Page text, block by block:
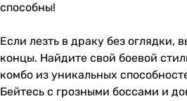
способны!
Если лезть в драку без оглядки,
концы. Найдите свой боевой
комбо из уникальных
Бейтесь с грозными боссами и